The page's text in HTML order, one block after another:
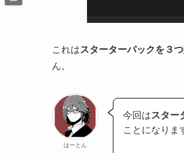
これはスターターパックを３
ん。
はーとん
今回はスター
ことになりま